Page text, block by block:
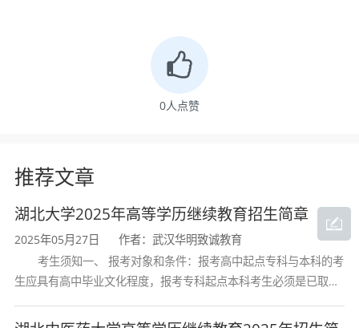
三、培养目标
本专业培养具有一定马克思主义理论素养和
识和专业技能，能在党政机关、企事业单位、社
会团体从事管理工作以及科研工作的复合型人
才。
本专业依托管理学、政治学、法学和经济学
综合发展的优势，突出管理、政治、法律和经济
0人点赞
推荐文章
湖北大学2025年高等学历继续教育招生简章
2025年05月27日
作者：武汉华明致诚教育
考生须知一、 报考对象和条件：报考高中起点专科与本科的考
生应具有高中毕业文化程度，报考专科起点本科考生必须是已取得
构颁发的大学专科毕业证书的人